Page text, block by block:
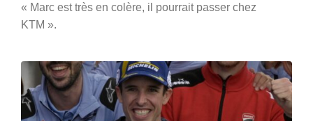
« Marc est très en colère, il pourrait passer chez
KTM ».